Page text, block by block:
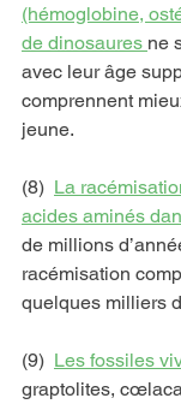
(hémoglobine,
de dinosaures ne
avec leur âge
comprennent
jeune.
(8) La
acides aminés
de millions
racémisation
quelques milliers
(9) Les fossiles
graptolites,